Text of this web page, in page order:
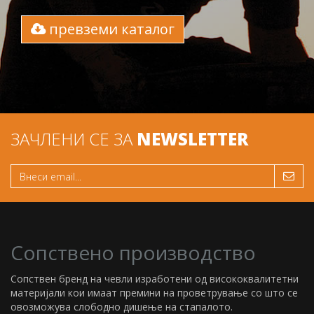
превземи каталог
ЗАЧЛЕНИ СЕ ЗА NEWSLETTER
Сопствено производство
Сопствен бренд на чевли изработени од висококвалитетни
материјали кои имаат премини на проветрување со што се
овозможува слободно дишење на стапалото.